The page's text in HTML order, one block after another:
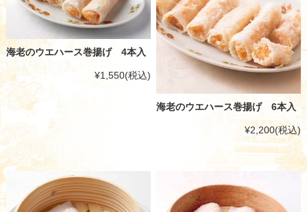
海老のウエハース巻揚げ 4本入
¥1,550(税込)
海老のウエハース巻揚げ 6本入
¥2,200(税込)